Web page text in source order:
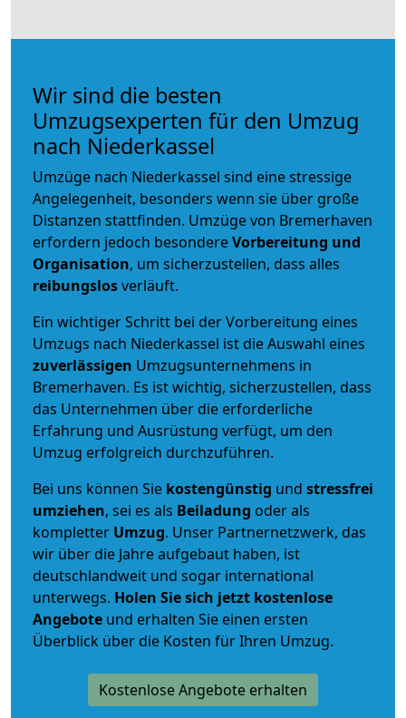
Wir sind die besten
Umzugsexperten für den Umzug
nach Niederkassel
Umzüge nach Niederkassel sind eine stressige
Angelegenheit, besonders wenn sie über große
Distanzen stattfinden. Umzüge von Bremerhaven
erfordern jedoch besondereVorbereitung und
Organisation, um sicherzustellen, dass alles
reibungslosverläuft.
Ein wichtiger Schritt bei der Vorbereitung eines
Umzugs nach Niederkassel ist die Auswahl eines
zuverlässigen Umzugsunternehmens in
Bremerhaven. Es ist wichtig, sicherzustellen, dass
das Unternehmen über die erforderliche
Erfahrung und Ausrüstung verfügt, um den
Umzug erfolgreich durchzuführen.
Bei uns können Sie kostengünstig und stressfrei
umziehen, sei es als Beiladung oder als
kompletter Umzug. Unser Partnernetzwerk, das
wir über die Jahre aufgebaut haben, ist
deutschlandweit und sogar international
unterwegs. Holen Sie sich jetzt kostenlose
Angebote und erhalten Sie einen ersten
Überblick über die Kosten für Ihren Umzug.
Kostenlose Angebote erhalten